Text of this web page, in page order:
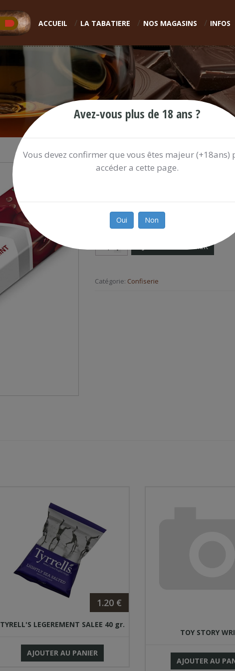
ACCUEIL LA TABATIERE NOS MAGASINS INFOS
ORBIT CHERRY MINT
0.55 €
ORBITC521C
AJOUTER AU PANIER
Catégorie: Confiserie
1.20 €
TYRELL'S LEGEREMENT SALEE 40 gr.
AJOUTER AU PANIER
TOY STORY
AJOUTER AU
Avez-vous plus de 18 ans ?
Vous devez confirmer que vous êtes majeur (+18ans)
accéder a cette page.
Oui Non